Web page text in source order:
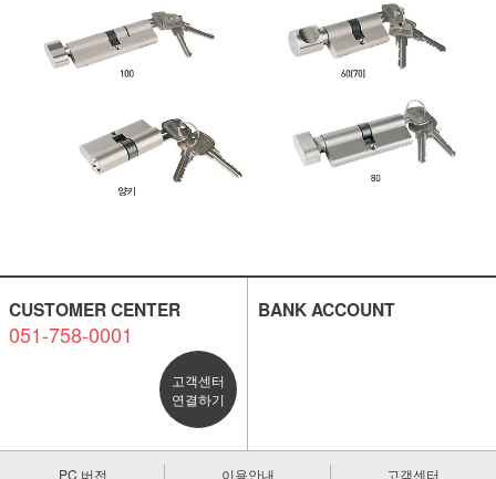
CUSTOMER CENTER
051-758-0001
고객센터
연결하기
BANK ACCOUNT
PC 버전 이용안내 고객센터